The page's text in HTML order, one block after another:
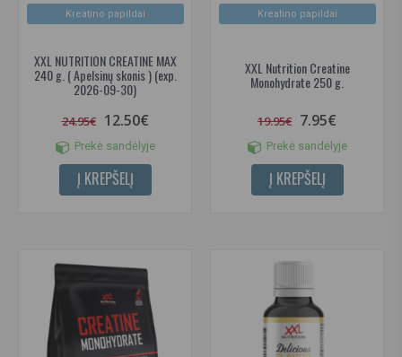
Kreatino papildai
XXL NUTRITION CREATINE MAX
240 g. ( Apelsinų skonis ) (exp.
2026-09-30)
24.95€ 12.50€
Prekė sandėlyje
Į KREPŠELĮ
Kreatino papildai
XXL Nutrition Creatine
Monohydrate 250 g.
19.95€ 7.95€
Prekė sandėlyje
Į KREPŠELĮ